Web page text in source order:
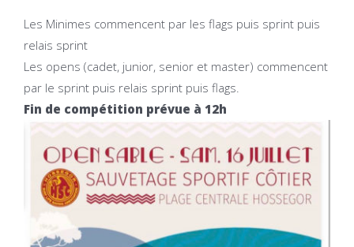
Les Minimes commencent par les flags puis sprint puis
relais sprint
Les opens (cadet, junior, senior et master) commencent
par le sprint puis relais sprint puis flags.
Fin de compétition prévue à 12h